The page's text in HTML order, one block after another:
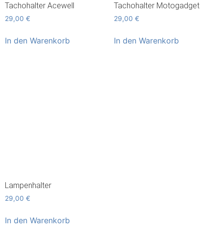
Tachohalter Acewell
29,00 €
In den Warenkorb
Tachohalter Motogadget
29,00 €
In den Warenkorb
Lampenhalter
29,00 €
In den Warenkorb